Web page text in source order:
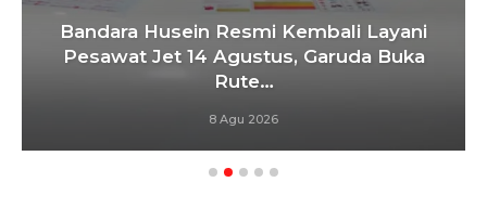
Bandara Husein Resmi Kembali Layani
Pesawat Jet 14 Agustus, Garuda Buka
Rute…
8 Agu 2026